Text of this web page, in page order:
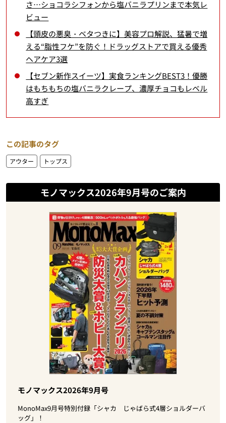
さ…ショコラシフォンから塩バニラプリンまで本気レ
ビュー
【頭皮の悪臭・ベタつきに】美容プロ解説、猛暑で増
える“脂性フケ”を防ぐ！ドラッグストアで買える優秀
ヘアケア3選
【セブン新作スイーツ】実食ランキングBEST3！優勝
はもちもちの塩バニラクレープ、濃厚チョコもレベル
高すぎ
この記事のタグ
アウター トップス
モノマックス2026年9月号のご案内
モノマックス2026年9月号
MonoMax9月号特別付録「シャカ じゃばら式4層ショルダーバ
ッグ」！